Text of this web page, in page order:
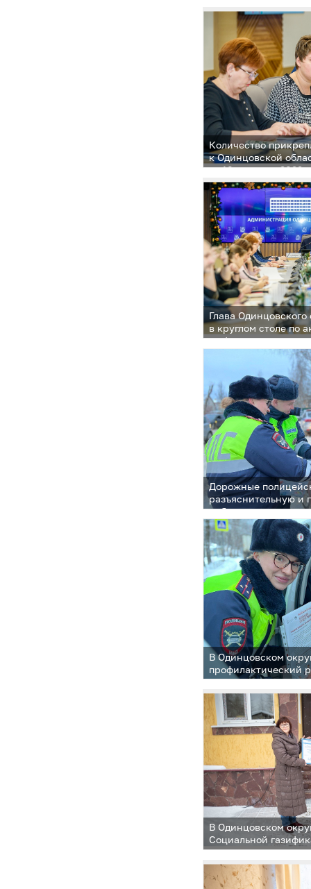
Количество
к Одинцовской
за 10 месяцев 2022
человек
Глава
в круглом столе по
в сфере
Дорожные
разъяснительную и
работу с
информационные
В Одинцовском
профилактический
В Одинцовском
Социальной
тысячного